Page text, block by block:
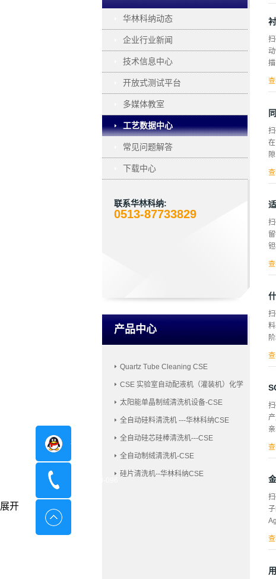
华林科纳动态
企业行业新闻
技术信息中心
开放式测试平台
多媒体教室
工艺数据中心
常见问题解答
下载中心
联系华林科纳:
0513-87733829
产品中心
Quartz Tube Cleaning CSE
CSE 实验室自动配液机（灌装机）化学
品配液机
太阳能单晶制绒清洗机设备-CSE
全自动硅料清洗机 ---华林科纳CSE
全自动硅芯硅棒清洗机---CSE
全自动制绒清洗机-CSE
硅片清洗机--华林科纳CSE
在线咨询
展开